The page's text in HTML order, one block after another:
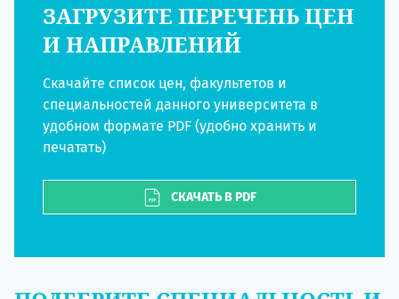
ЗАГРУЗИТЕ ПЕРЕЧЕНЬ ЦЕН
И НАПРАВЛЕНИЙ
Скачайте список цен, факультетов и
специальностей данного университета в
удобном формате PDF (удобно хранить и
печатать)
СКАЧАТЬ В PDF